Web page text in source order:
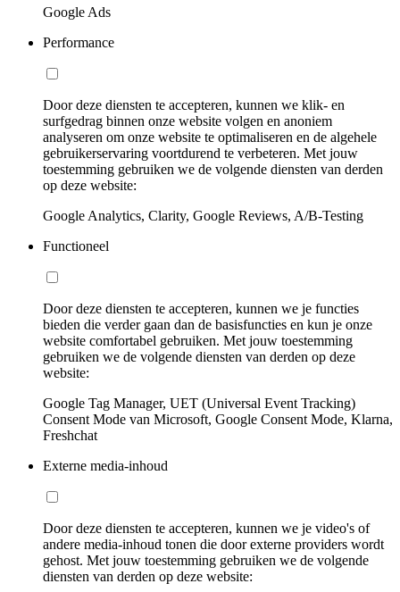
Google Ads
Performance
Door deze diensten te accepteren, kunnen we klik- en
surfgedrag binnen onze website volgen en anoniem
analyseren om onze website te optimaliseren en de algehele
gebruikerservaring voortdurend te verbeteren. Met jouw
toestemming gebruiken we de volgende diensten van derden
op deze website:
Google Analytics, Clarity, Google Reviews, A/B-Testing
Functioneel
Door deze diensten te accepteren, kunnen we je functies
bieden die verder gaan dan de basisfuncties en kun je onze
website comfortabel gebruiken. Met jouw toestemming
gebruiken we de volgende diensten van derden op deze
website:
Google Tag Manager, UET (Universal Event Tracking)
Consent Mode van Microsoft, Google Consent Mode, Klarna,
Freshchat
Externe media-inhoud
Door deze diensten te accepteren, kunnen we je video's of
andere media-inhoud tonen die door externe providers wordt
gehost. Met jouw toestemming gebruiken we de volgende
diensten van derden op deze website: